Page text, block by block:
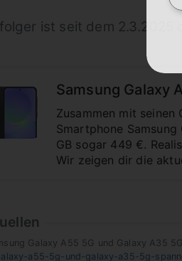
ist seit dem 2.3.2025
Samsung Galaxy
Zusammen mit
Smartphone
GB sogar 449 €.
Wir zeigen dir die
Galaxy A55 5G und Galaxy A35
a55-5g-und-galaxy-a35-5g-